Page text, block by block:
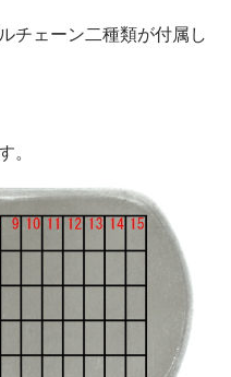
チェーン二種類が付属し
。